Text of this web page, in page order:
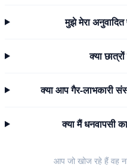
मुझे मेरा
क्या
क्या आप गैर-लाभकारी
क्या मैं धनवापसी
आप जो खोज रहे हैं वह